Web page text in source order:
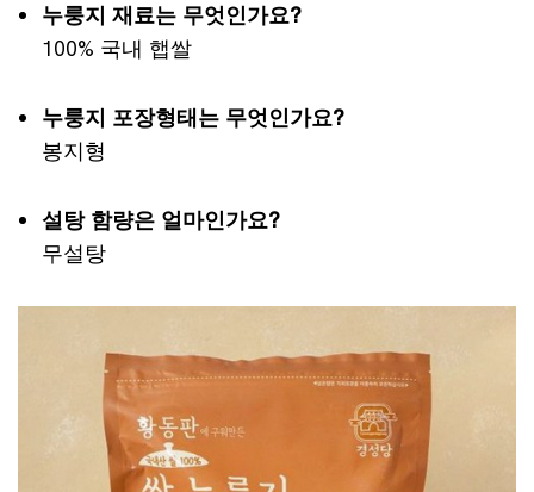
누룽지 재료는 무엇인가요?
100% 국내 햅쌀
누룽지 포장형태는 무엇인가요?
봉지형
설탕 함량은 얼마인가요?
무설탕